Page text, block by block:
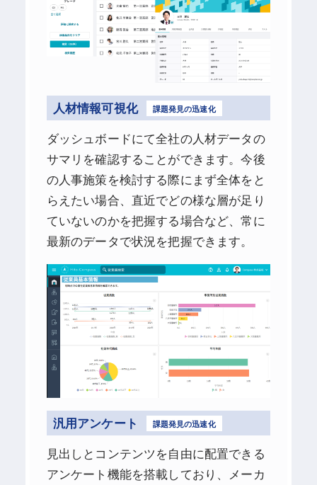
人材情報可視化 課題発見の迅速化
ダッシュボードにて全社の人材データの
サマリを確認することができます。今後
の人事施策を検討する際にまず全体をと
らえたい場合、直近でどの様な層が足り
ていないのかを把握する場合など、常に
最新のデータで状況を把握できます。
汎用アンケート 課題発見の迅速化
見出しとコンテンツを自由に配置できる
アンケート機能を搭載しており、メーカ